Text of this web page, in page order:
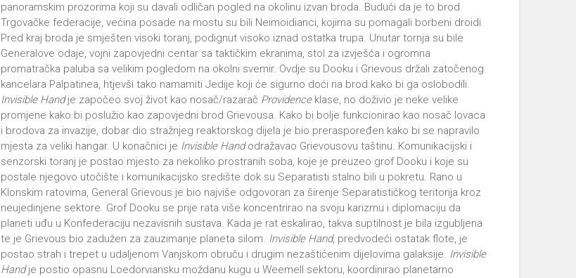
panoramskim prozorima koji su davali odličan pogled na okolinu izvan broda. Budući da je to brod
Trgovačke federacije, većina posade na mostu su bili Neimoidianci, kojima su pomagali borbeni droidi.
Pred kraj broda je smješten visoki toranj, podignut visoko iznad ostatka trupa. Unutar tornja su bile
Generalove odaje, vojni zapovjedni centar sa taktičkim ekranima, stol za izvješća i ogromna
promatračka paluba sa velikim pogledom na okolni svemir. Ovdje su Dooku i Grievous držali zatočenog
kancelara Palpatinea, htjevši tako namamiti Jedije koji će sigurno doći na brod kako bi ga oslobodili.
Invisible Handje započeo svoj život kao nosač/razarač Providenceklase, no doživio je neke velike
promjene kako bi poslužio kao zapovjedni brod Grievousa. Kako bi bolje funkcionirao kao nosač lovaca
i brodova za invazije, dobar dio stražnjeg reaktorskog dijela je bio preraspoređen kako bi se napravilo
mjesta za veliki hangar. U konačnici je Invisible Handodražavao Grievousovu taštinu. Komunikacijski i
senzorski toranj je postao mjesto za nekoliko prostranih soba, koje je preuzeo grof Dooku i koje su
postale njegovo utočište i komunikacijsko središte dok su Separatisti stalno bili u pokretu. Rano u
Klonskim ratovima, General Grievous je bio najviše odgovoran za širenje Separatističkog teritorija kroz
neujedinjene sektore. Grof Dooku se prije rata više koncentrirao na svoju karizmu i diplomaciju da
planeti uđu u Konfederaciju nezavisnih sustava. Kada je rat eskalirao, takva suptilnost je bila izgubljena
te je Grievous bio zadužen za zauzimanje planeta silom. Invisible Hand, predvodeći ostatak flote, je
postao strah i trepet u udaljenom Vanjskom obruču i drugim nezaštićenim dijelovima galaksije. Invisible
Handje postio opasnu Loedorviansku moždanu kugu u Weemell sektoru, koordinirao planetarno